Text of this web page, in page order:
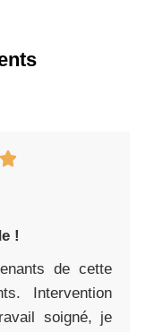
!
de cette
Intervention
soigné, je